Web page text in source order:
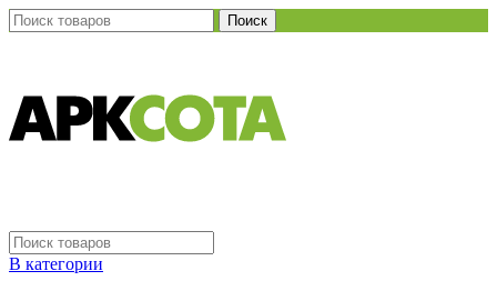
Поиск
В категории